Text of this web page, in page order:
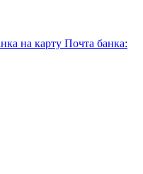
на карту Почта банка: